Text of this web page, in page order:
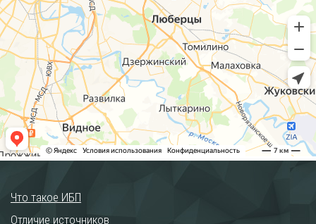
Что такое ИБП
Отличие источников